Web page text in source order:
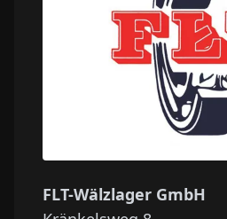
FLT-Wälzlager GmbH